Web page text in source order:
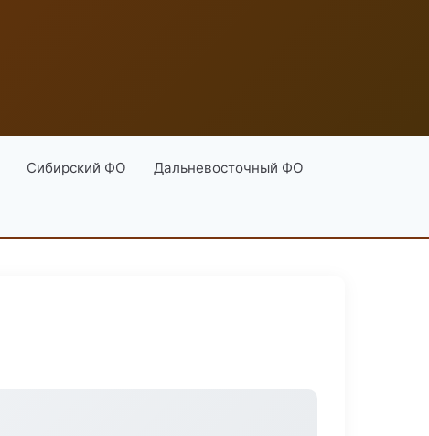
Сибирский ФО Дальневосточный ФО